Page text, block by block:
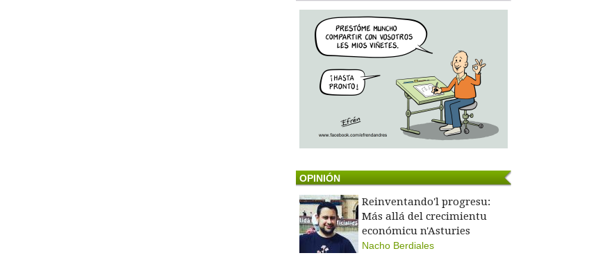
OPINIÓN
Reinventando'l progresu:
Más allá del crecimientu
económicu n'Asturies
Nacho Berdiales